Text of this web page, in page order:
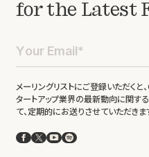
for the Latest
メーリングリストにご登録いただく
タートアップ業界の最新動向に関す
て、定期的にお送りさせていただきま
Facebook
X YouTube
Spotify